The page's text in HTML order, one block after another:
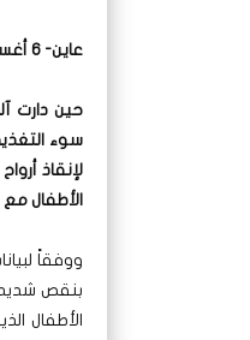
عاين- 6 أغسطس 2025
حين دارت
سوء
لإنقاذ
الأطفال
بنقص
الأطفال